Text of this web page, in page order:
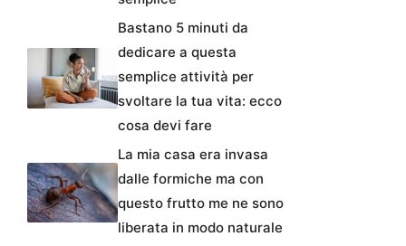
Bastano 5 minuti da
dedicare a questa
semplice attività per
svoltare la tua vita: ecco
cosa devi fare
La mia casa era invasa
dalle formiche ma con
questo frutto me ne sono
liberata in modo naturale